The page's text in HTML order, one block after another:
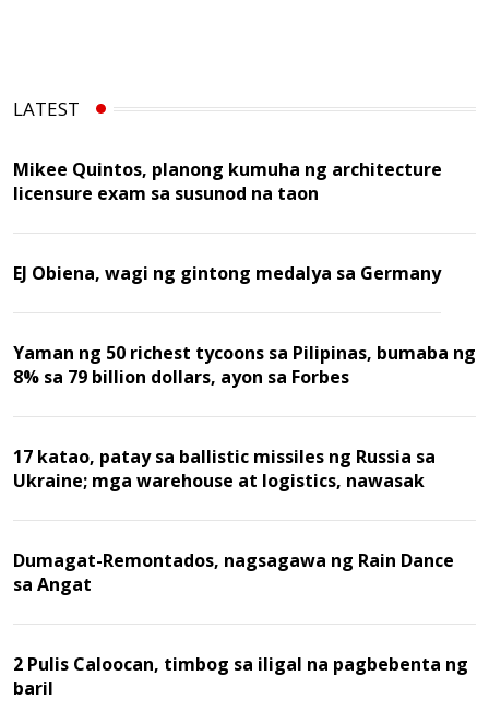
LATEST
Mikee Quintos, planong kumuha ng architecture
licensure exam sa susunod na taon
EJ Obiena, wagi ng gintong medalya sa Germany
Yaman ng 50 richest tycoons sa Pilipinas, bumaba ng
8% sa 79 billion dollars, ayon sa Forbes
17 katao, patay sa ballistic missiles ng Russia sa
Ukraine; mga warehouse at logistics, nawasak
Dumagat-Remontados, nagsagawa ng Rain Dance
sa Angat
2 Pulis Caloocan, timbog sa iligal na pagbebenta ng
baril